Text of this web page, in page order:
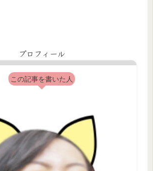
プロフィール
この記事を書いた人